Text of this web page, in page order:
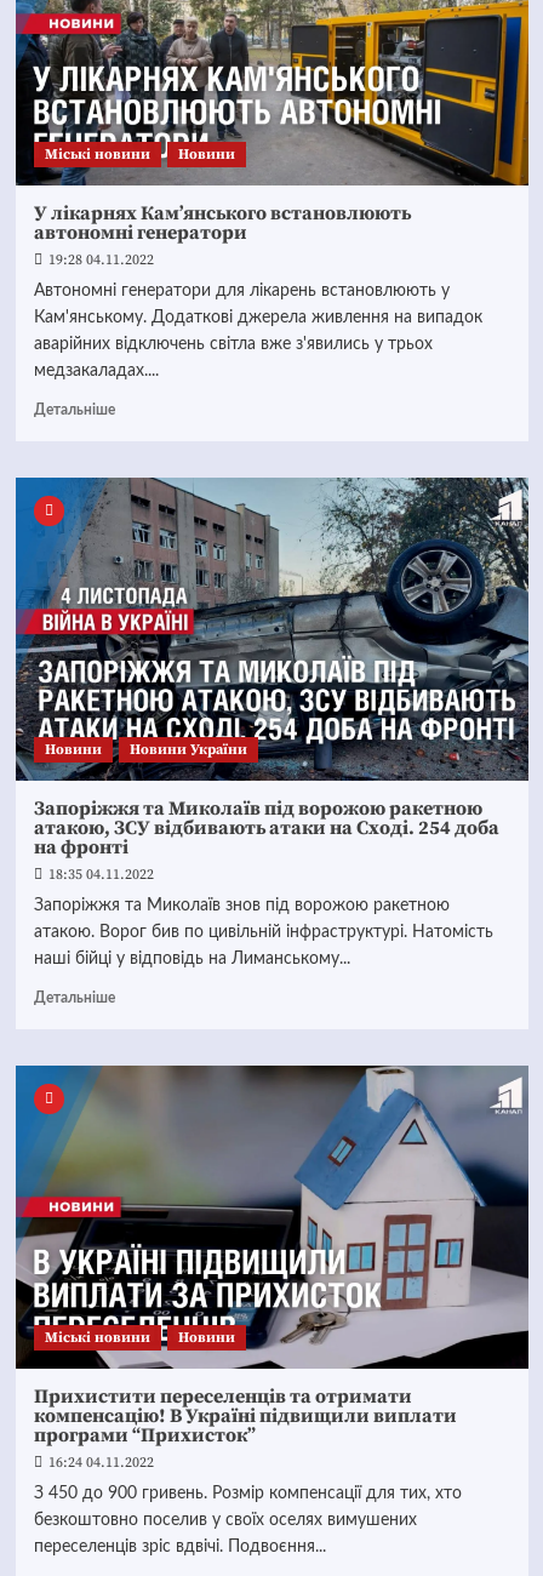
Mіські новини Новини
У лікарнях Кам’янського встановлюють
автономні генератори
19:28 04.11.2022
Автономні генератори для лікарень встановлюють у
Кам'янському. Додаткові джерела живлення на випадок
аварійних відключень світла вже з'явились у трьох
медзакаладах....
Детальніше
Новини Новини України
Запоріжжя та Миколаїв під ворожою ракетною
атакою, ЗСУ відбивають атаки на Сxоді. 254 доба
на фронті
18:35 04.11.2022
Запоріжжя та Миколаїв знов під ворожою ракетною
атакою. Ворог бив по цивільній інфраструктурі. Натомість
наші бійці у відповідь на Лиманському...
Детальніше
Mіські новини Новини
Прихистити переселенців та отримати
компенсацію! В Україні підвищили виплати
програми “Прихисток”
16:24 04.11.2022
З 450 до 900 гривень. Розмір компенсації для тих, хто
безкоштовно поселив у своїх оселях вимушених
переселенців зріс вдвічі. Подвоєння...